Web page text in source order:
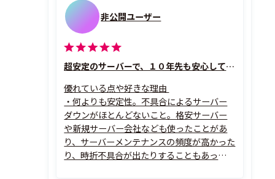
非公開ユーザー
超安定のサーバーで、１０年先も安心して使える
優れている点や好きな理由
・何よりも安定性。不具合によるサーバー
ダウンがほとんどないこと。格安サーバー
や新規サーバー会社なども使ったことがあ
り、サーバーメンテナンスの頻度が高かった
り、時折不具合が出たりすることもあった